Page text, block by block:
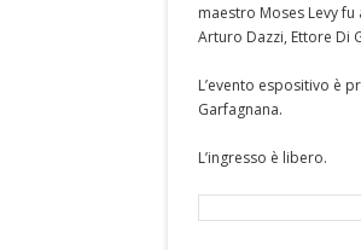
maestro Moses Levy
Arturo Dazzi, Ettore Di
L’evento espositivo è
Garfagnana.
L’ingresso è libero.